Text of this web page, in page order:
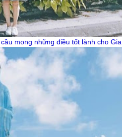
cầu mong những điều tốt lành cho